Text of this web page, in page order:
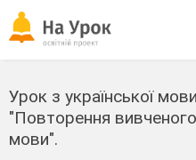
Урок з української
"Повторення
мови".